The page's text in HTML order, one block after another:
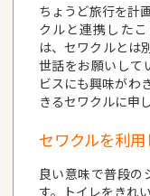
ちょうど旅行を計
クルと連携した
は、セワクルとは
世話をお願いして
ビスにも興味がわ
きるセワクルに申
セワクルを利用
良い意味で普段の
す。トイレをきれ